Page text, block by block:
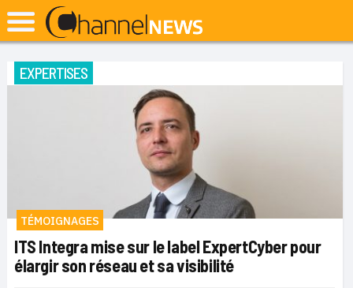
EXPERTISES
TÉMOIGNAGES
ITS Integra mise sur le label ExpertCyber pour
élargir son réseau et sa visibilité